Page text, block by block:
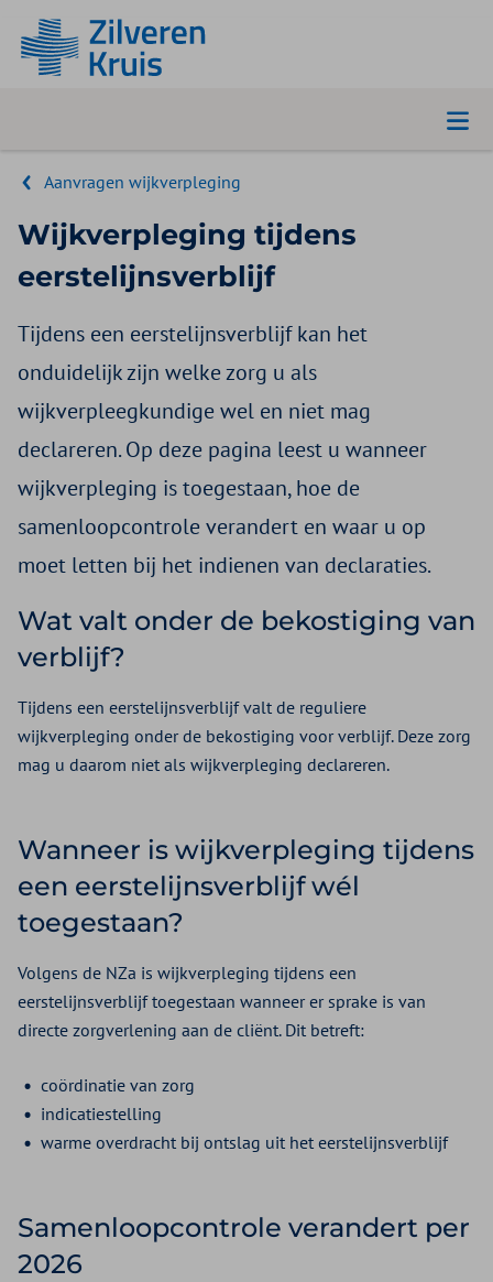
Aanvragen wijkverpleging
Wijkverpleging tijdens
eerstelijnsverblijf
Tijdens een eerstelijnsverblijf kan het
onduidelijk zijn welke zorg u als
wijkverpleegkundige wel en niet mag
declareren. Op deze pagina leest u wanneer
wijkverpleging is toegestaan, hoe de
samenloopcontrole verandert en waar u op
moet letten bij het indienen van declaraties.
Wat valt onder de bekostiging van
verblijf?
Tijdens een eerstelijnsverblijf valt de reguliere
wijkverpleging onder de bekostiging voor verblijf. Deze zorg
mag u daarom niet als wijkverpleging declareren.
Wanneer is wijkverpleging tijdens
een eerstelijnsverblijf wél
toegestaan?
Volgens de NZa is wijkverpleging tijdens een
eerstelijnsverblijf toegestaan wanneer er sprake is van
directe zorgverlening aan de cliënt. Dit betreft:
coördinatie van zorg
indicatiestelling
warme overdracht bij ontslag uit het eerstelijnsverblijf
Samenloopcontrole verandert per
2026